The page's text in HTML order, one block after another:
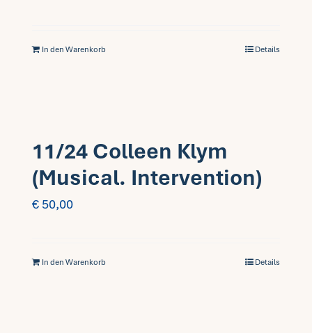
In den Warenkorb Details
11/24 Colleen Klym
(Musical. Intervention)
€ 50,00
In den Warenkorb Details